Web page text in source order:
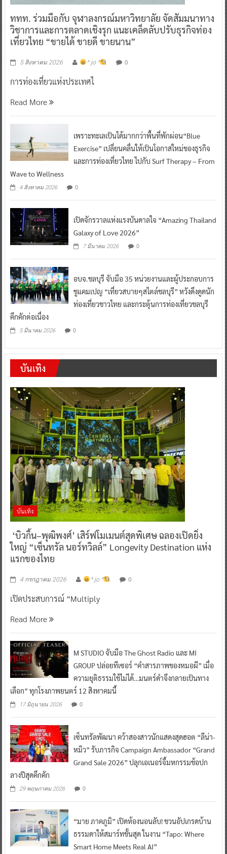
ททท. ร่วมมือกับ จุฬาลงกรณ์มหาวิทยาลัย จัดสัมมนาทาง
วิชาการและการตลาดเชิงรุก แนะเคล็ดลับปรับธุรกิจท่อง
เที่ยวไทย “ขายได้ ขายดี ขายนาน”
5 สิงหาคม 2026 ^ jo ^ 0
การท่องเที่ยวแห่งประเทศไ
Read More
เพราะทะเลเป็นได้มากกว่าพื้นที่พักผ่อน“Blue
Exercise” เปลี่ยนคลื่นให้เป็นโอกาสใหม่ของธุรกิจ
และการท่องเที่ยวไทย ไปกับ Surf Therapy – From
Wave to Wellness
4 สิงหาคม 2026 0
เปิดจักรวาลแห่งแรงบันดาลใจ “Amazing Thailand
Galaxy of Love 2026”
7 มีนาคม 2026 0
อบจ.ชลบุรี จับมือ 35 หน่วยงานและผู้ประกอบการ
ชูแคมเปญ “เที่ยวสบายๆสไตล์ชลบุรี” หวังดึงดูดนัก
ท่องเที่ยวชาวไทย และกระตุ้นการท่องเที่ยวชลบุรี
คึกคักต่อเนื่อง
5 มีนาคม 2026 0
บันเทิง
บันเทิง
‘บิวกิ้น–พุฒิพงศ์’ เสิร์ฟโมเมนต์สุดพิเศษ ฉลองเปิดยิ่ง
ใหญ่ “เซ็นทรัล นอร์ทวิลล์” Longevity Destination แห่ง
แรกของไทย
4 กรกฎาคม 2026 ^ jo ^ 0
เปิดประสบการณ์ “Multiply
Read More
M STUDIO จับมือ The Ghost Radio และ MI
GROUP ปล่อยทีเซอร์ “คำสารภาพของหมอผี” เมื่อ
ความยุติธรรมใช้ไม่ได้…มนตร์ดำจึงกลายเป็นทาง
เลือก” ทุกโรงภาพยนตร์ 12 สิงหาคมนี้
17 มิถุนายน 2026 0
เซ็นทรัลพัฒนา คว้าสองสาวนักแสดงสุดฮอต “ลีน่า-
หมิว” รับภารกิจ Campaign Ambassador “Grand
Grand Sale 2026” ปลุกเอเนอร์จี้มหกรรมช้อปก
ลางปีสุดคึกคัก
29 พฤษภาคม 2026 0
“มาย ภาคภูมิ” เปิดห้องนอนลับ! ชวนอัปเกรดบ้าน
ธรรมดาให้สมาร์ทขั้นสุด ในงาน “Tapo: Where
Smart Home Meets Real AI”